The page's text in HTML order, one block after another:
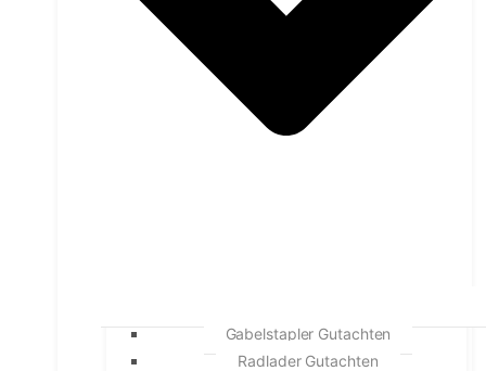
Gabelstapler Gutachten
Radlader Gutachten